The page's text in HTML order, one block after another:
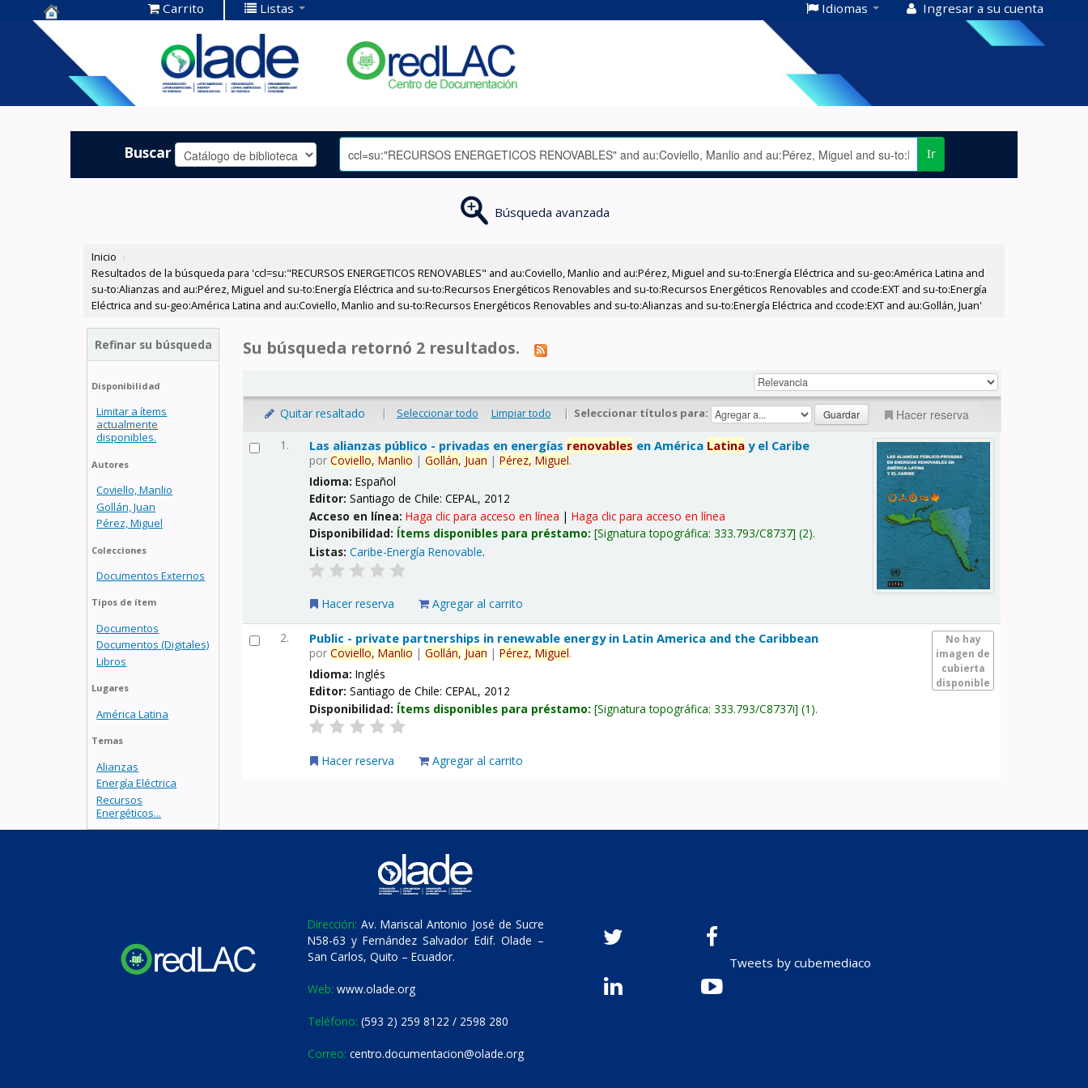
Centro de
Documentación
OLADE -
Carrito Listas Idiomas Ingresar a su cuenta
Buscar Ir
Búsqueda avanzada
Inicio ›
Resultados de la búsqueda para 'ccl=su:"RECURSOS ENERGETICOS RENOVABLES" and au:Coviello, Manlio and au:Pérez, Miguel and su-to:Energía Eléctrica and su-geo:América Latina and
su-to:Alianzas and au:Pérez, Miguel and su-to:Energía Eléctrica and su-to:Recursos Energéticos Renovables and su-to:Recursos Energéticos Renovables and ccode:EXT and su-to:Energía
Eléctrica and su-geo:América Latina and au:Coviello, Manlio and su-to:Recursos Energéticos Renovables and su-to:Alianzas and su-to:Energía Eléctrica and ccode:EXT and au:Gollán, Juan'
Refinar su búsqueda
Disponibilidad
Limitar a ítems
actualmente
disponibles.
Autores
Coviello, Manlio
Gollán, Juan
Pérez, Miguel
Colecciones
Documentos Externos
Tipos de ítem
Documentos
Documentos (Digitales)
Libros
Lugares
América Latina
Temas
Alianzas
Energía Eléctrica
Recursos
Energéticos...
Su búsqueda retornó 2 resultados.
Quitar resaltado | Seleccionar todo Limpiar todo | Seleccionar títulos para: Hacer reserva
1. Las alianzas público - privadas en energías renovables en América Latina y el Caribe
porCoviello, Manlio |Gollán, Juan |Pérez, Miguel.
Idioma:Español
Editor:Santiago de Chile: CEPAL, 2012
Acceso en línea:Haga clic para acceso en línea |Haga clic para acceso en línea
Disponibilidad: Ítems disponibles para préstamo: Signatura topográfica:333.793/C8737 (2).
Listas: Caribe-Energía Renovable.
Hacer reserva Agregar al carrito
2.
No hay
imagen de
cubierta
disponible
Public - private partnerships in renewable energy in Latin America and the Caribbean
porCoviello, Manlio |Gollán, Juan |Pérez, Miguel.
Idioma:Inglés
Editor:Santiago de Chile: CEPAL, 2012
Disponibilidad: Ítems disponibles para préstamo: Signatura topográfica:333.793/C8737i (1).
Hacer reserva Agregar al carrito
Dirección: Av. Mariscal Antonio José de Sucre
N58-63 y Fernández Salvador Edif. Olade –
San Carlos, Quito – Ecuador.
Web: www.olade.org
Teléfono: (593 2) 259 8122 / 2598 280
Correo: centro.documentacion@olade.org
Tweets by cubemediaco